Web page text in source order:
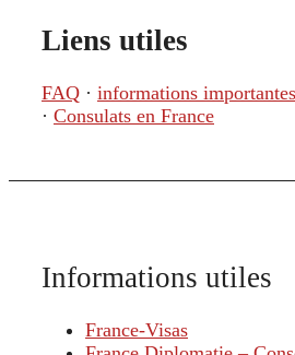
Liens utiles
FAQ · informations
· Consulats en France
Informations utiles
France-Visas